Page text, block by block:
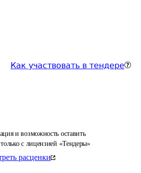
Как участвовать в тендере
и возможность оставить
с лицензией «Тендеры»
расценки